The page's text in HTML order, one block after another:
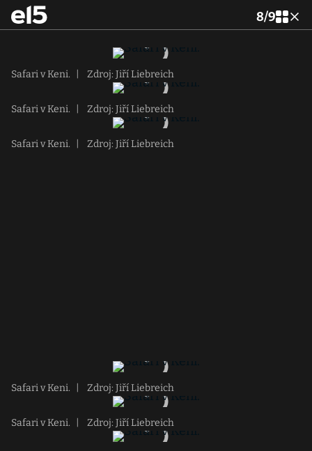
8/9
Safari v Keni. Zdroj: Jiří Liebreich
Safari v Keni. Zdroj: Jiří Liebreich
Safari v Keni. Zdroj: Jiří Liebreich
Safari v Keni. Zdroj: Jiří Liebreich
Safari v Keni. Zdroj: Jiří Liebreich